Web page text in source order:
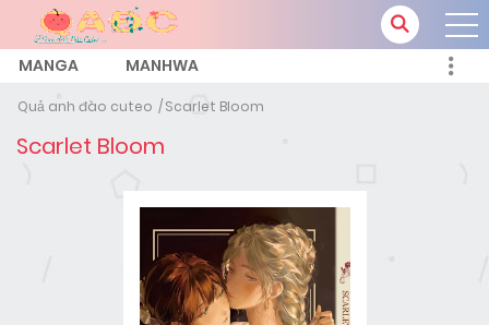
MANGA MANHWA
Quả anh đào cuteo Scarlet Bloom
Scarlet Bloom